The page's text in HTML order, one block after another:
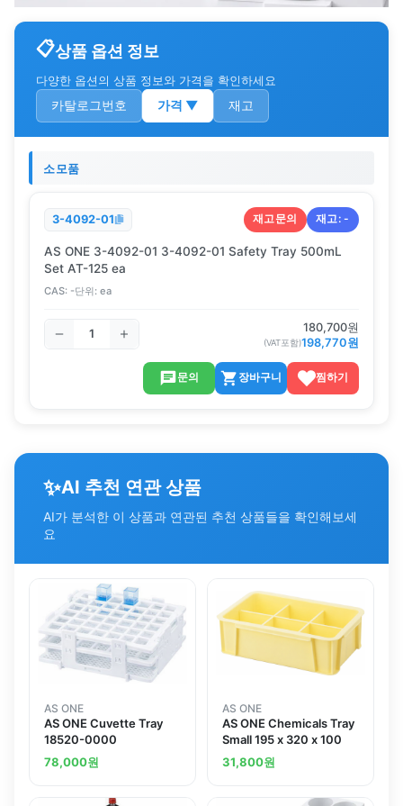
상품 옵션 정보
다양한 옵션의 상품 정보와 가격을 확인하세요
카탈로그번호 가격 ▼ 재고
소모품
3-4092-01 재고문의 재고:-
AS ONE 3-4092-01 3-4092-01 Safety Tray 500mL
Set AT-125 ea
CAS: -단위: ea
180,700원
(VAT포함)198,770원
문의 장바구니 찜하기
✨AI 추천 연관 상품
AI가 분석한 이 상품과 연관된 추천 상품들을 확인해보세
요
AS ONE
AS ONE Cuvette Tray
18520-0000
78,000원
AS ONE
AS ONE Chemicals Tray
Small 195 x 320 x 100
31,800원